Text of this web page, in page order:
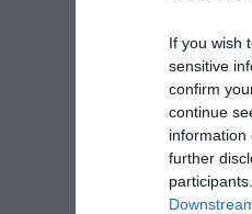
If you wish
sensitive
confirm
continue
information
further